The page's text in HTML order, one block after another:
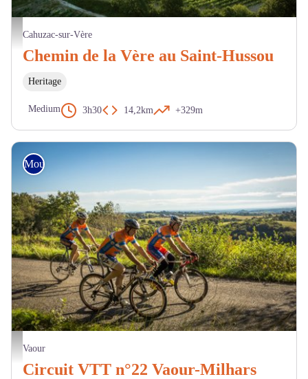
Vignobles - D.Viet
Cahuzac-sur-Vère
Chemin de la Vère au Saint-Hussou
Heritage
Medium 3h30 14,2km +329m
Pascale Walter
Mountain Bike
Vaour
Circuit VTT n°22 Vaour-Milhars